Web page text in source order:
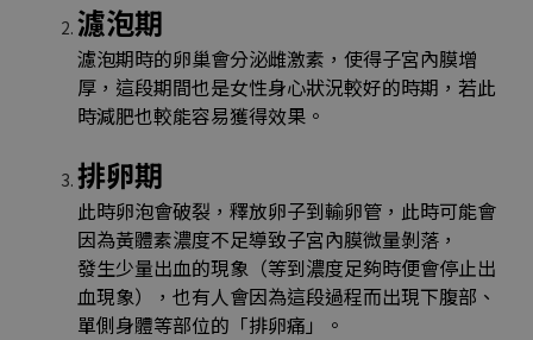
濾泡期
濾泡期時的卵巢會分泌雌激素，使得子宮內膜增
厚，這段期間也是女性身心狀況較好的時期，若此
時減肥也較能容易獲得效果。
排卵期
此時卵泡會破裂，釋放卵子到輸卵管，此時可能會
因為黃體素濃度不足導致子宮內膜微量剝落，
發生少量出血的現象（等到濃度足夠時便會停止出
血現象），也有人會因為這段過程而出現下腹部、
單側身體等部位的「排卵痛」。